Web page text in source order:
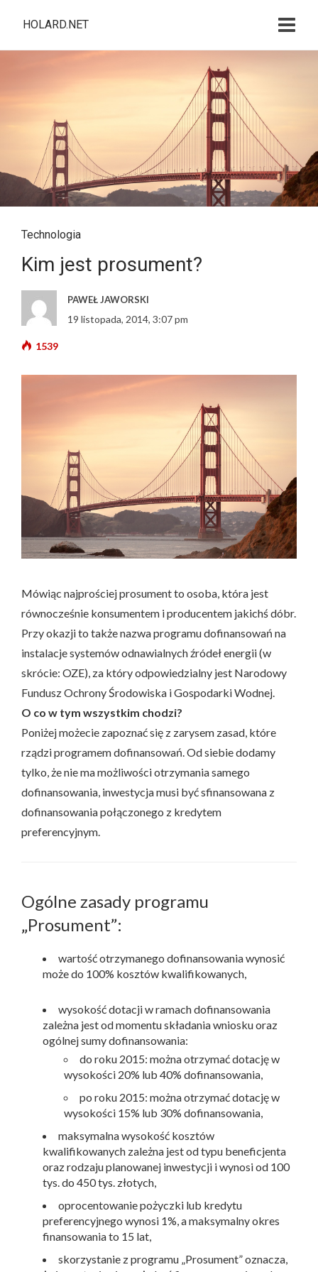
HOLARD.NET
Technologia
Kim jest prosument?
PAWEŁ JAWORSKI
19 listopada, 2014, 3:07 pm
1539
Mówiąc najprościej prosument to osoba, która jest
równocześnie konsumentem i producentem jakichś dóbr.
Przy okazji to także nazwa programu dofinansowań na
instalacje systemów odnawialnych źródeł energii (w
skrócie: OZE), za który odpowiedzialny jest Narodowy
Fundusz Ochrony Środowiska i Gospodarki Wodnej.
O co w tym wszystkim chodzi?
Poniżej możecie zapoznać się z zarysem zasad, które
rządzi programem dofinansowań. Od siebie dodamy
tylko, że nie ma możliwości otrzymania samego
dofinansowania, inwestycja musi być sfinansowana z
dofinansowania połączonego z kredytem
preferencyjnym.
Ogólne zasady programu
„Prosument”:
wartość otrzymanego dofinansowania wynosić
może do 100% kosztów kwalifikowanych,
wysokość dotacji w ramach dofinansowania
zależna jest od momentu składania wniosku oraz
ogólnej sumy dofinansowania:
do roku 2015: można otrzymać dotację w
wysokości 20% lub 40% dofinansowania,
po roku 2015: można otrzymać dotację w
wysokości 15% lub 30% dofinansowania,
maksymalna wysokość kosztów
kwalifikowanych zależna jest od typu beneficjenta
oraz rodzaju planowanej inwestycji i wynosi od 100
tys. do 450 tys. złotych,
oprocentowanie pożyczki lub kredytu
preferencyjnego wynosi 1%, a maksymalny okres
finansowania to 15 lat,
skorzystanie z programu „Prosument” oznacza,